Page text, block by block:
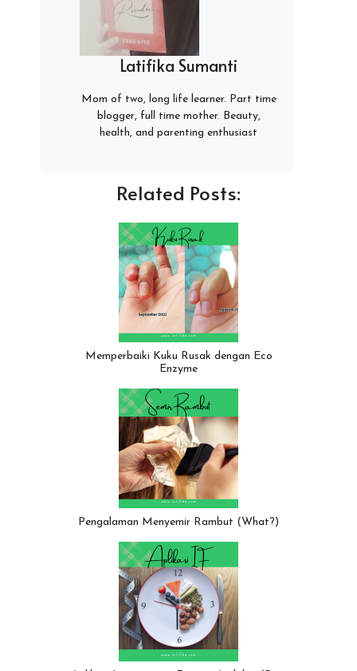
Latifika Sumanti
Mom of two, long life learner. Part time
blogger, full time mother. Beauty,
health, and parenting enthusiast
Related Posts:
Memperbaiki Kuku Rusak dengan Eco
Enzyme
Pengalaman Menyemir Rambut (What?)